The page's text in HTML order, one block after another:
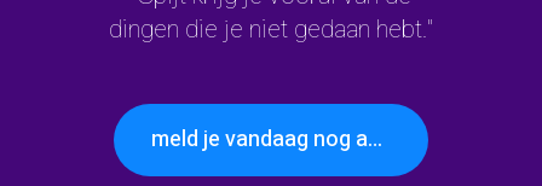
dingen die je niet gedaan hebt."
meld je vandaag nog aan